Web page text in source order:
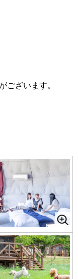
ざいます。